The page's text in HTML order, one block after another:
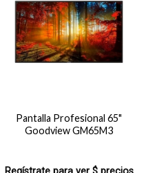
Pantalla Profesional 65"
Goodview GM65M3